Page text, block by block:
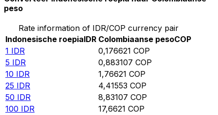
peso
Rate information of IDR/COP currency pair
Indonesische roepiaIDR Colombiaanse pesoCOP
1 IDR 0,176621 COP
5 IDR 0,883107 COP
10 IDR 1,76621 COP
25 IDR 4,41553 COP
50 IDR 8,83107 COP
100 IDR 17,6621 COP